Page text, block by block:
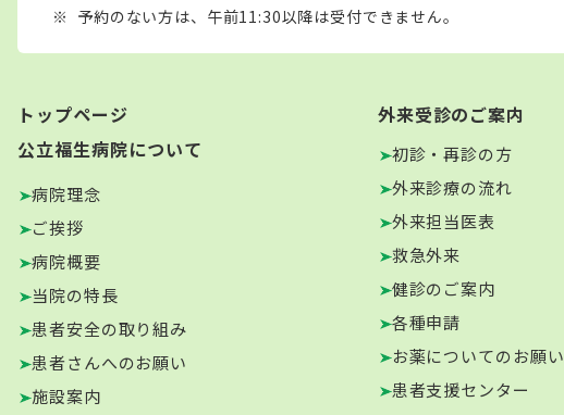
予約のない方は、午前11:30以降は受付できません。
トップページ
公立福生病院について
病院理念
ご挨拶
病院概要
当院の特長
患者安全の取り組み
患者さんへのお願い
施設案内
外来受診のご案内
初診・再診の方
外来診療の流れ
外来担当医表
救急外来
健診のご案内
各種申請
お薬についてのお願い
患者支援センター